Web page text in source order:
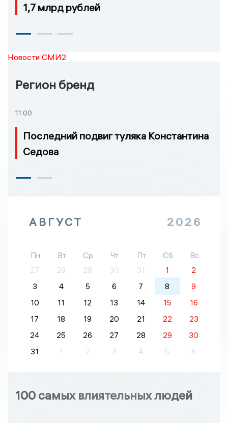
1,7 млрд рублей
Новости СМИ2
Регион бренд
11:00
Последний подвиг туляка Константина
Седова
АВГУСТ 2026
Пн Вт Ср Чт Пт Сб
Вс
27
28 29 30 31 1
2
3
4 5 6 7 8
9
10
11 12 13 14 15
16
17
18 19 20 21 22
23
24
25 26 27 28 29
30
31
1 2 3 4 5 6
100 самых влиятельных людей